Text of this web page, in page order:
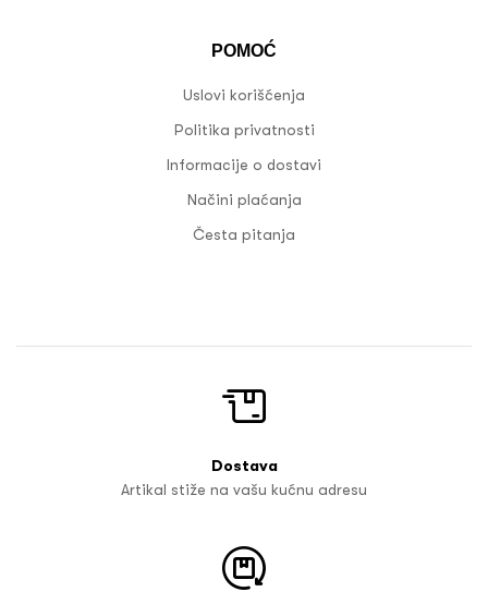
POMOĆ
Uslovi korišćenja
Politika privatnosti
Informacije o dostavi
Načini plaćanja
Česta pitanja
Dostava
Artikal stiže na vašu kućnu adresu